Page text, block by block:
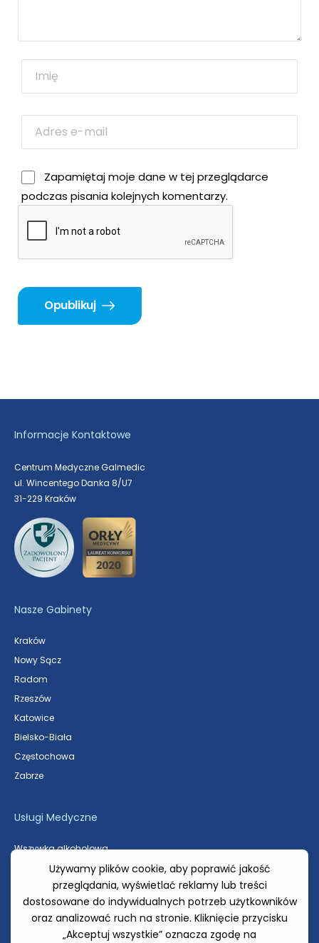
Zapamiętaj moje dane w tej przeglądarce
podczas pisania kolejnych komentarzy.
Opublikuj
Informacje Kontaktowe
Centrum Medyczne Galmedic
ul. Wincentego Danka 8/U7
31-229 Kraków
Nasze Gabinety
Kraków
Nowy Sącz
Radom
Rzeszów
Katowice
Bielsko-Biała
Częstochowa
Zabrze
Usługi Medyczne
Wszywka alkoholowa
Odtrucie alkoholowe
Kroplówki witaminowe
Usuwanie znamion skórnych
© Centrum Medyczne Galmedic 2018 – 2025. Wszelkie prawa